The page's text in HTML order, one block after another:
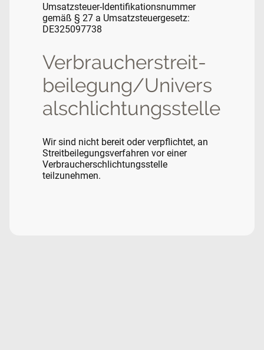
Umsatzsteuer-Identifikationsnummer
gemäß § 27 a Umsatzsteuergesetz:
DE325097738
Verbraucher­streit­
beilegung/Univers
al­schlichtungs­stelle
Wir sind nicht bereit oder verpflichtet, an
Streitbeilegungsverfahren vor einer
Verbraucherschlichtungsstelle
teilzunehmen.